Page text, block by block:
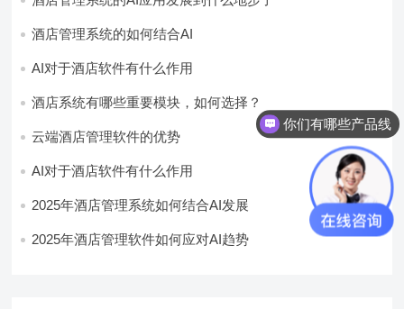
酒店管理系统的如何结合AI
AI对于酒店软件有什么作用
酒店系统有哪些重要模块，如何选择？
云端酒店管理软件的优势
AI对于酒店软件有什么作用
2025年酒店管理系统如何结合AI发展
2025年酒店管理软件如何应对AI趋势
你们有哪些产品线
你们是怎么收费的呢